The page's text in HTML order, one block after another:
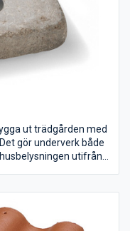
ut trädgården med
gör underverk både
utifrån